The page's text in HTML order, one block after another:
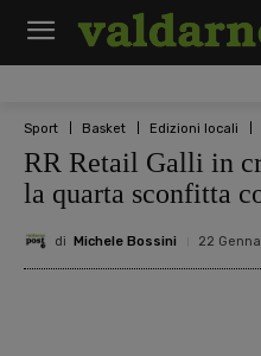
Sport Basket Edizioni locali
RR Retail Galli in
la quarta sconfitta
di Michele Bossini 22